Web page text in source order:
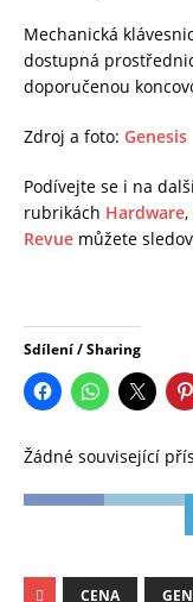
Mechanická
dostupná
doporučenou
Zdroj a foto: Genesis
Podívejte se i na
rubrikách Hardware,
Revue můžete
Sdílení / Sharing
Žádné související
CENA